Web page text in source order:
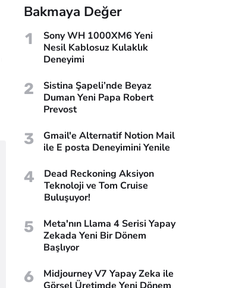
Bakmaya Değer
1
Sony WH 1000XM6 Yeni
Nesil Kablosuz Kulaklık
Deneyimi
2
Sistina Şapeli’nde Beyaz
Duman Yeni Papa Robert
Prevost
3
Gmail'e Alternatif Notion Mail
ile E posta Deneyimini Yenile
4
Dead Reckoning Aksiyon
Teknoloji ve Tom Cruise
Buluşuyor!
5
Meta'nın Llama 4 Serisi Yapay
Zekada Yeni Bir Dönem
Başlıyor
6
Midjourney V7 Yapay Zeka ile
Görsel Üretimde Yeni Dönem